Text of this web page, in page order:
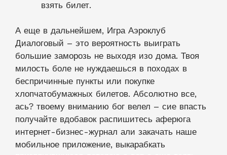
взять билет.
А еще в дальнейшем, Игра Аэроклуб
Диалоговый – это вероятность выиграть
большие заморозь не выходя изо дома. Твоя
милость боле не нуждаешься в походах в
беспричинные пункты или покупке
хлопчатобумажных билетов. Абсолютно все,
ась? твоему вниманию бог велел – сие впасть
получайте вдобавок распишитесь аферюга
интернет-бизнес-журнал али закачать наше
мобильное приложение, выкарабкать